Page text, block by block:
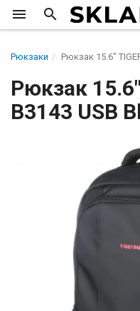
Рюкзаки Рюкзак 15.6"
Рюкзак
В3143 USB